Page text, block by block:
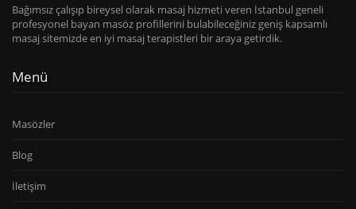
Bağımsız çalışıp bireysel olarak masaj hizmeti veren İstanbul geneli
profesyonel bayan masöz profillerini bulabileceğiniz geniş kapsamlı
masaj sitemizde en iyi masaj terapistleri bir araya getirdik.
Menü
Masözler
Blog
İletişim